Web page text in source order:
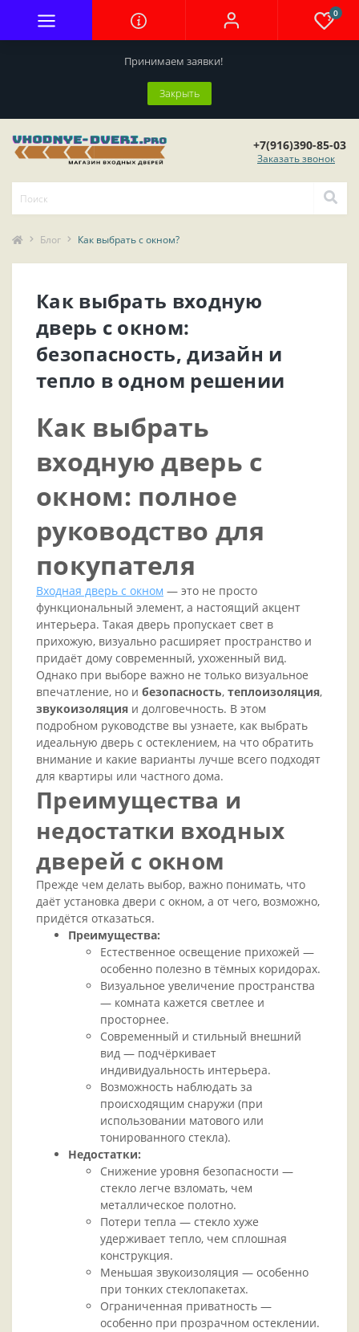
Принимаем заявки!
Закрыть
0
+7(916)390-85-03
Заказать звонок
Блог Как выбрать с окном?
Как выбрать входную
дверь с окном:
безопасность, дизайн и
тепло в одном решении
Как выбрать
входную дверь с
окном: полное
руководство для
покупателя
Входная дверь с окном — это не просто
функциональный элемент, а настоящий акцент
интерьера. Такая дверь пропускает свет в
прихожую, визуально расширяет пространство и
придаёт дому современный, ухоженный вид.
Однако при выборе важно не только визуальное
впечатление, но и безопасность, теплоизоляция,
звукоизоляция и долговечность. В этом
подробном руководстве вы узнаете, как выбрать
идеальную дверь с остеклением, на что обратить
внимание и какие варианты лучше всего подходят
для квартиры или частного дома.
Преимущества и
недостатки входных
дверей с окном
Прежде чем делать выбор, важно понимать, что
даёт установка двери с окном, а от чего, возможно,
придётся отказаться.
Преимущества:
Естественное освещение прихожей —
особенно полезно в тёмных коридорах.
Визуальное увеличение пространства
— комната кажется светлее и
просторнее.
Современный и стильный внешний
вид — подчёркивает
индивидуальность интерьера.
Возможность наблюдать за
происходящим снаружи (при
использовании матового или
тонированного стекла).
Недостатки:
Снижение уровня безопасности —
стекло легче взломать, чем
металлическое полотно.
Потери тепла — стекло хуже
удерживает тепло, чем сплошная
конструкция.
Меньшая звукоизоляция — особенно
при тонких стеклопакетах.
Ограниченная приватность —
особенно при прозрачном остеклении.